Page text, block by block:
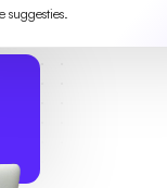
suggesties.